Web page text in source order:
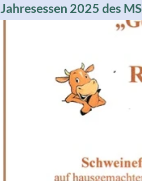
Jahresessen 2025 des